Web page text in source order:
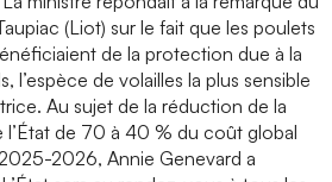
(Liot) sur le fait que les poulets
de la protection due à la
l’espèce de volailles la plus sensible
Au sujet de la réduction de la
de 70 à 40 % du coût global
2026, Annie Genevard a